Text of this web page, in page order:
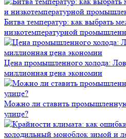
Битва температур: как выбрать
низкотемпературной
Цена промышленного холода:
миллионная цена экономии
Можно ли ставить
улице?